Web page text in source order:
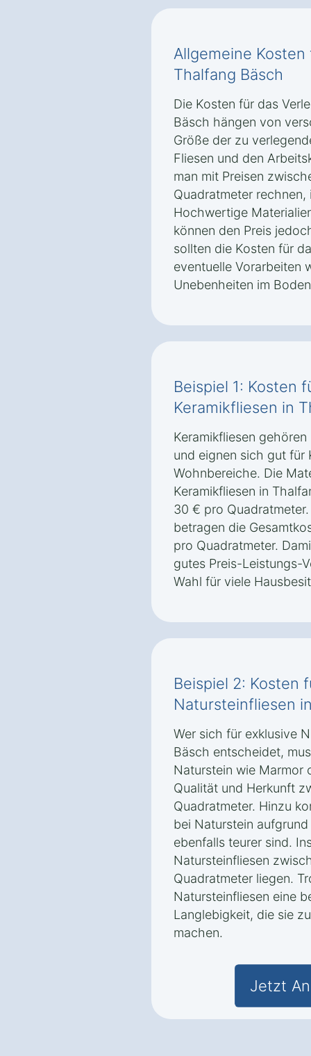
Allgemeine
Thalfang Bäsch
Die Kosten für das
Bäsch hängen von
Größe der zu
Fliesen und den
man mit Preisen
Quadratmeter
Hochwertige
können den Preis
sollten die Kosten für
eventuelle Vorarbeiten
Unebenheiten im
Beispiel 1: Kosten
Keramikfliesen in
Keramikfliesen
und eignen sich gut für
Wohnbereiche. Die
Keramikfliesen in
30 € pro
betragen die
pro Quadratmeter.
gutes Preis-Leistungs-
Wahl für viele
Beispiel 2: Kosten
Natursteinfliesen
Wer sich für exklusive
Bäsch entscheidet,
Naturstein wie Marmor
Qualität und Herkunft
Quadratmeter. Hinzu
bei Naturstein
ebenfalls teurer sind.
Natursteinfliesen
Quadratmeter liegen.
Natursteinfliesen eine
Langlebigkeit, die sie
machen.
Jetzt